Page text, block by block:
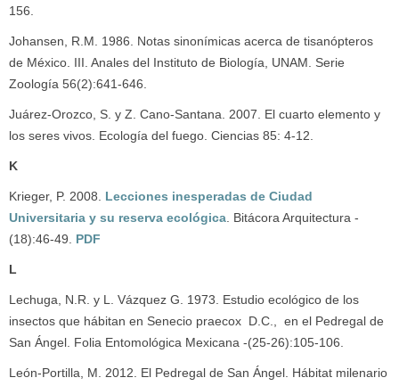
156.
Johansen, R.M. 1986. Notas sinonímicas acerca de tisanópteros
de México. III. Anales del Instituto de Biología, UNAM. Serie
Zoología 56(2):641-646.
Juárez-Orozco, S. y Z. Cano-Santana. 2007. El cuarto elemento y
los seres vivos. Ecología del fuego. Ciencias 85: 4-12.
K
Krieger, P. 2008. Lecciones inesperadas de Ciudad
Universitaria y su reserva ecológica . Bitácora Arquitectura -
(18):46-49. PDF
L
Lechuga, N.R. y L. Vázquez G. 1973. Estudio ecológico de los
insectos que hábitan en Senecio praecox D.C., en el Pedregal de
San Ángel. Folia Entomológica Mexicana -(25-26):105-106.
León-Portilla, M. 2012. El Pedregal de San Ángel. Hábitat milenario